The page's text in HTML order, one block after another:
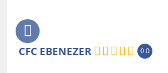
CFC EBENEZER 0.0